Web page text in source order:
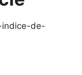
indice-de-